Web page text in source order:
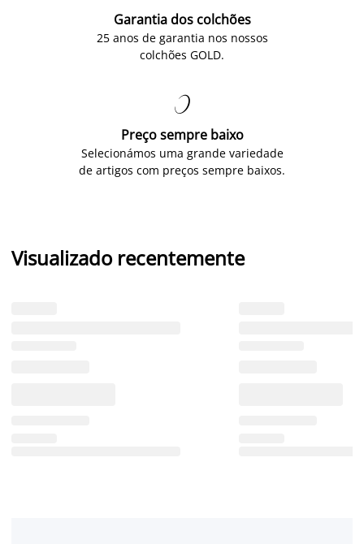
Garantia dos colchões
25 anos de garantia nos nossos
colchões GOLD.

Preço sempre baixo
Selecionámos uma grande variedade
de artigos com preços sempre baixos.
Visualizado recentemente